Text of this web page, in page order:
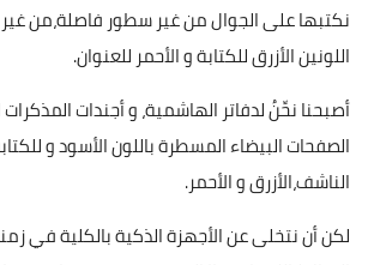
نكتبها على الجوال من غير سطور فاصلة،من
اللونين الأزرق للكتابة و الأحمر للعنوان.
أصبحنا نحِّنُ لدفاتر الهاشمية، و أجندات المذكرات
الصفحات البيضاء المسطرة باللون الأسود و
الناشف،الأزرق و الأحمر.
لكن أن نتخلى عن الأجهزة الذكية بالكلية في